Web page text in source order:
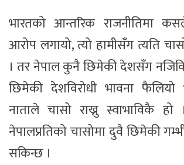
भारतको आन्तरिक राजनीतिमा
आरोप लगायो, त्यो हामीसँग त्यति
। तर नेपाल कुनै छिमेकी देशसँग
छिमेकी देशविरोधी भावना
नाताले चासो राख्नु स्वाभाविकै
नेपालप्रतिको चासोमा दुवै छिमेकी
सकिन्छ ।